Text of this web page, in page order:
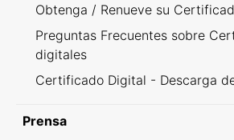
Obtenga / Renueve su
Preguntas Frecuentes sobre
digitales
Certificado Digital - Descarga
Prensa